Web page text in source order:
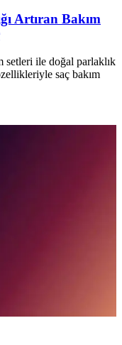
Artıran Bakım
setleri ile doğal parlaklık
saç bakım